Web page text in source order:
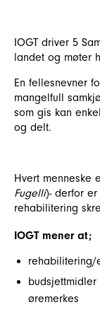
IOGT driver 5
landet og møter
En fellesnevner
mangelfull
som gis kan
og delt.
Hvert menneske
Fugelli)- derfor
rehabilitering
IOGT mener at;
rehabilitering/
øremerkes